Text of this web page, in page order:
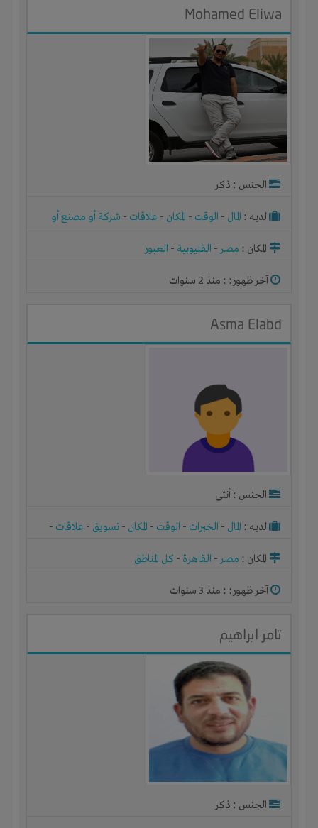
Mohamed Eliwa
الجنس : ذكر
لديـه : المال - الوقت - المكان - علاقات - شركة أو مصنع أو
المكان : مصر- القليوبية - العبور
آخر ظهور: : منذ 2 سنوات
Asma Elabd
الجنس : أنثى
لديـه : المال - الخبرات - الوقت - المكان - تسويق - علاقات -
المكان : مصر- القاهرة - كل المناطق
آخر ظهور: : منذ 3 سنوات
تامر ابراهيم
الجنس : ذكر